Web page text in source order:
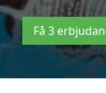
Få 3